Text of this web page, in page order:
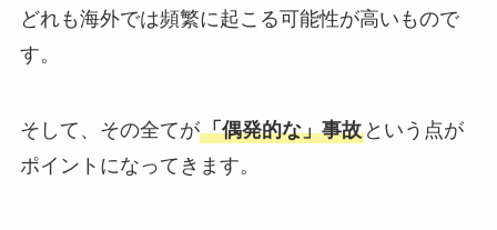
どれも海外では頻繁に起こる可能性が高いもので
す。
そして、その全てが「偶発的な」事故という点が
ポイントになってきます。